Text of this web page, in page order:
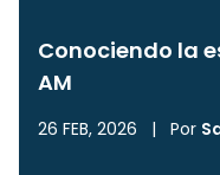
Conociendo la
AM
26 FEB, 2026 | Por